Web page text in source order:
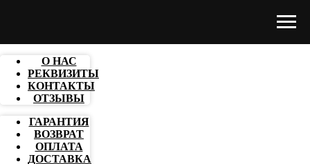
О НАС
РЕКВИЗИТЫ
КОНТАКТЫ
ОТЗЫВЫ
ГАРАНТИЯ
ВОЗВРАТ
ОПЛАТА
ДОСТАВКА